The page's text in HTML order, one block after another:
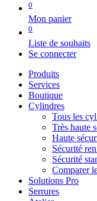
0
Mon panier
0
Liste de souhaits
Se connecter
Produits
Services
Boutique
Cylindres
Tous les
Très haute
Haute
Sécurité
Sécurité
Comparer
Solutions Pro
Serrures